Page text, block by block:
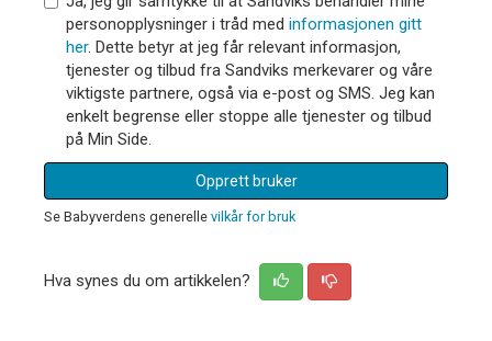
personopplysninger i tråd med informasjonen gitt
her. Dette betyr at jeg får relevant informasjon,
tjenester og tilbud fra Sandviks merkevarer og våre
viktigste partnere, også via e-post og SMS. Jeg kan
enkelt begrense eller stoppe alle tjenester og tilbud
på Min Side.
Opprett bruker
Se Babyverdens generelle vilkår for bruk
Hva synes du om artikkelen?